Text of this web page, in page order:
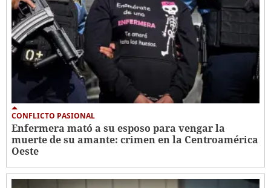
CONFLICTO PASIONAL
Enfermera mató a su esposo para vengar la
muerte de su amante: crimen en la Centroamérica
Oeste